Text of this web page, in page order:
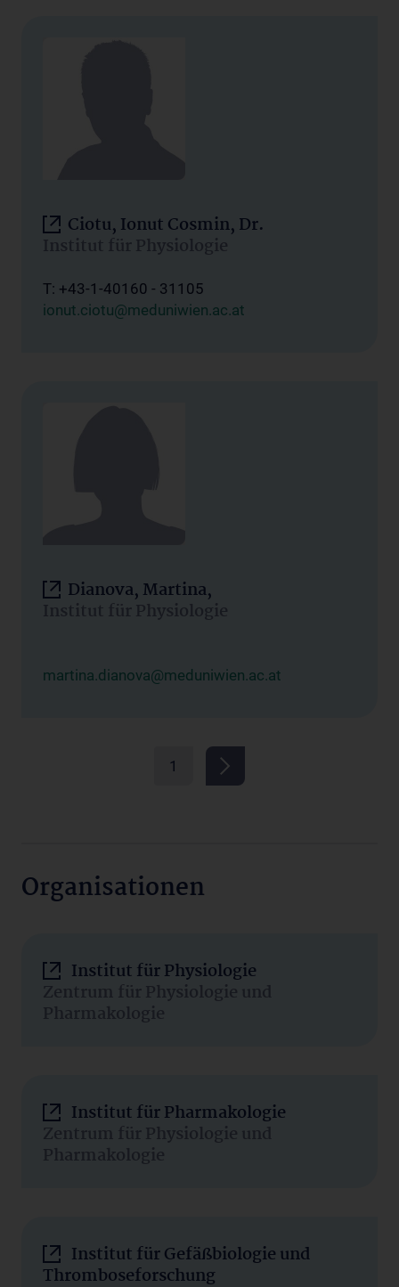
Ciotu, Ionut Cosmin, Dr.
Institut für Physiologie
T: +43-1-40160 - 31105
ionut.ciotu@meduniwien.ac.at
Dianova, Martina,
Institut für Physiologie
martina.dianova@meduniwien.ac.at
1
Organisationen
Institut für Physiologie
Zentrum für Physiologie und
Pharmakologie
Institut für Pharmakologie
Zentrum für Physiologie und
Pharmakologie
Institut für Gefäßbiologie und
Thromboseforschung